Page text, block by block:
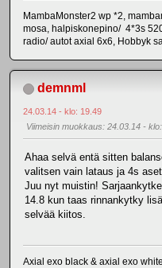
MambaMonster2 wp *2,
mosa, halpiskonepino/ 4*3s
radio/ autot axial 6x6, Hobbyk
demnml
24.03.14 - klo: 19.49
Viimeisin muokkaus: 24.03.14 -
Ahaa selvä entä sitten
valitsen vain lataus ja 4s
Juu nyt muistin!
14.8 kun taas rinnankytky
selvää kiitos.
Axial exo black & axial exo